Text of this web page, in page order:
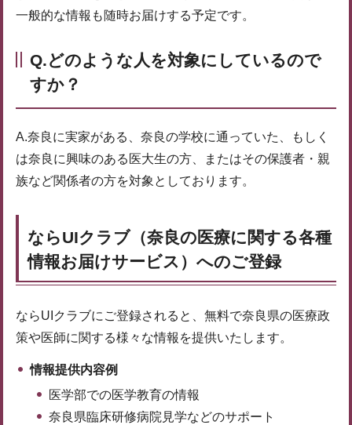
一般的な情報も随時お届けする予定です。
Q.どのような人を対象にしているので
すか？
A.奈良に実家がある、奈良の学校に通っていた、もしく
は奈良に興味のある医大生の方、またはその保護者・親
族など関係者の方を対象としております。
ならUIクラブ（奈良の医療に関する各種
情報お届けサービス）へのご登録
ならUIクラブにご登録されると、無料で奈良県の医療政
策や医師に関する様々な情報を提供いたします。
情報提供内容例
医学部での医学教育の情報
奈良県臨床研修病院見学などのサポート